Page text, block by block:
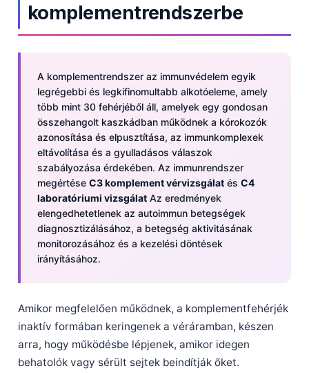
komplementrendszerbe
A komplementrendszer az immunvédelem egyik
legrégebbi és legkifinomultabb alkotóeleme, amely
több mint 30 fehérjéből áll, amelyek egy gondosan
összehangolt kaszkádban működnek a kórokozók
azonosítása és elpusztítása, az immunkomplexek
eltávolítása és a gyulladásos válaszok
szabályozása érdekében. Az immunrendszer
megértése C3 komplement vérvizsgálat és C4
laboratóriumi vizsgálat Az eredmények
elengedhetetlenek az autoimmun betegségek
diagnosztizálásához, a betegség aktivitásának
monitorozásához és a kezelési döntések
irányításához.
Amikor megfelelően működnek, a komplementfehérjék
inaktív formában keringenek a véráramban, készen
arra, hogy működésbe lépjenek, amikor idegen
behatolók vagy sérült sejtek beindítják őket.